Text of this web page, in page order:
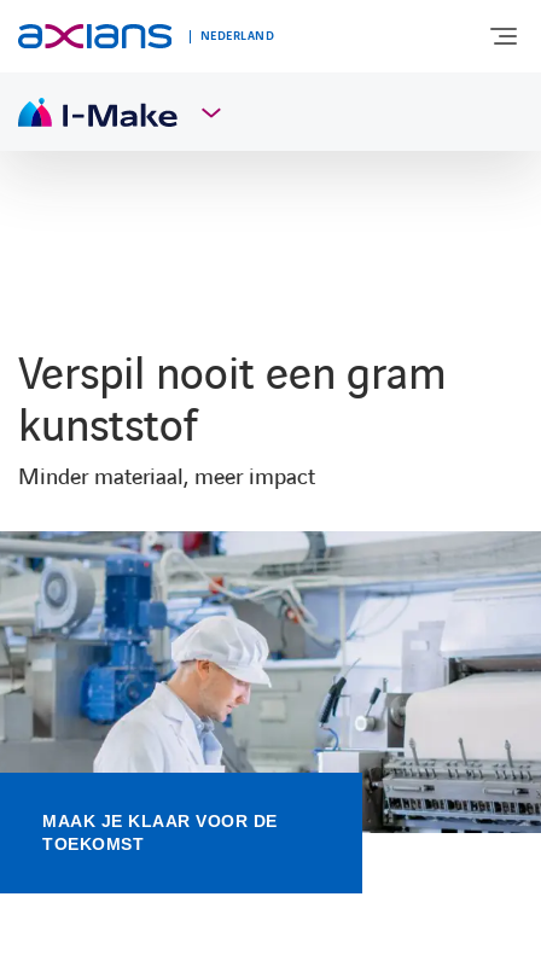
NEDERLAND
NIEUWS & INSPIRATIE
Kennisbank
Referenties
Events
Verspil nooit een gram
kunststof
Minder materiaal, meer impact
MAAK JE KLAAR VOOR DE
TOEKOMST